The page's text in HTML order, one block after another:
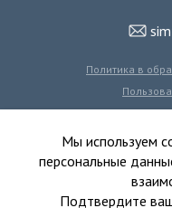
Политика в
Политика
© 2016-2026
Мы используем
персональные
Подтвердите